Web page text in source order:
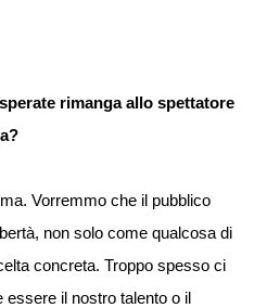
rimanga allo spettatore
Vorremmo che il pubblico
non solo come qualcosa di
concreta. Troppo spesso ci
essere il nostro talento o il